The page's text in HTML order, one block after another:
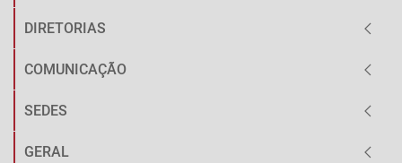
DIRETORIAS
COMUNICAÇÃO
SEDES
GERAL